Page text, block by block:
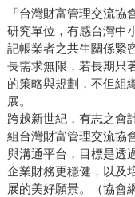
「台灣財富管理交流
研究單位，有感台灣中
記帳業者之共生關係緊
長需求無限，若長期只
的策略與規劃，不但組
展。
跨越新世紀，有志之會
組台灣財富管理交流協
與溝通平台，目標是透
企業財務更穩健，以及
展的美好願景。（協會